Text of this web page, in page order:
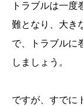
トラブルは一
難となり、大き
で、トラブルに
しましょう。
ですが、すでに